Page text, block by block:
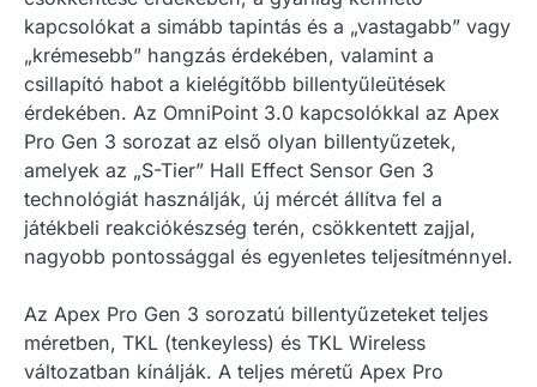
kapcsolókat a simább tapintás és a „vastagabb” vagy
„krémesebb” hangzás érdekében, valamint a
csillapító habot a kielégítőbb billentyűleütések
érdekében. Az OmniPoint 3.0 kapcsolókkal az Apex
Pro Gen 3 sorozat az első olyan billentyűzetek,
amelyek az „S-Tier” Hall Effect Sensor Gen 3
technológiát használják, új mércét állítva fel a
játékbeli reakciókészség terén, csökkentett zajjal,
nagyobb pontossággal és egyenletes teljesítménnyel.
Az Apex Pro Gen 3 sorozatú billentyűzeteket teljes
méretben, TKL (tenkeyless) és TKL Wireless
változatban kínálják. A teljes méretű Apex Pro